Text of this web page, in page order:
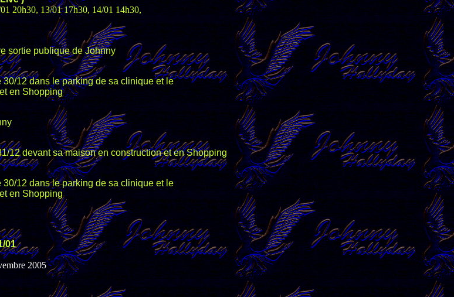
20h30, 13/01 17h30, 14/01 14h30,
sortie publique de Johnny
12 dans le parking de sa clinique et le
en Shopping
12 devant sa maison en construction et en Shopping
12 dans le parking de sa clinique et le
en Shopping
/01
2005